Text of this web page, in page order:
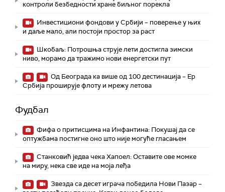
контроли безбедности хране биљног порекла
Инвестициони фондови у Србији – поверење у њих
и даље мало, али постоји простор за раст
Шкобаљ: Потрошња струје лети достигла зимски
ниво, морамо да тражимо нови енергетски пут
Од Београда ка више од 100 дестинација – Ер
Србија проширује флоту и мрежу летова
Фудбал
Фифа о притисцима на Инфантина: Покушај да се
оптужбама постигне оно што није могуће гласањем
Станковић једва чека Хапоел: Оставите ове момке
на миру, нека све иде на моја леђа
Звезда са десет играча победила Нови Пазар –